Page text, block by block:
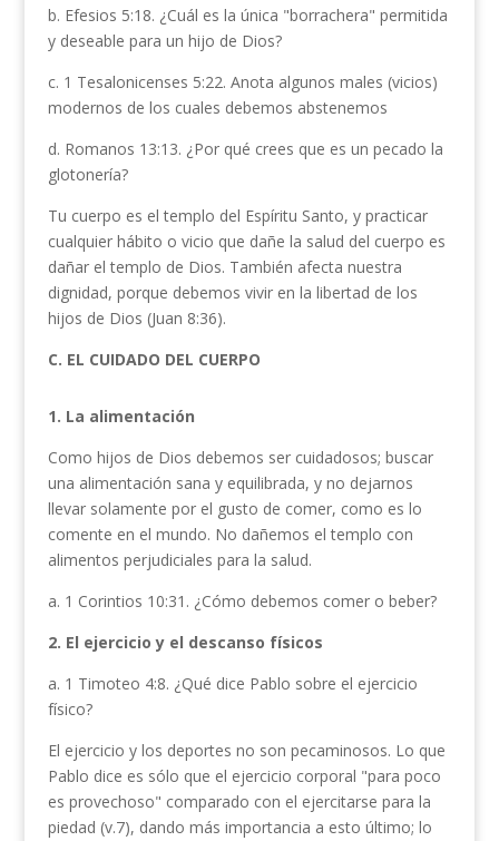
b. Efesios 5:18. ¿Cuál es la única "borrachera" permitida
y deseable para un hijo de Dios?
c. 1 Tesalonicenses 5:22. Anota algunos males (vicios)
modernos de los cuales debemos abstenemos
d. Romanos 13:13. ¿Por qué crees que es un pecado la
glotonería?
Tu cuerpo es el templo del Espíritu Santo, y practicar
cualquier hábito o vicio que dañe la salud del cuerpo es
dañar el templo de Dios. También afecta nuestra
dignidad, porque debemos vivir en la libertad de los
hijos de Dios (Juan 8:36).
C. EL CUIDADO DEL CUERPO
1. La alimentación
Como hijos de Dios debemos ser cuidadosos; buscar
una alimenta­ción sana y equilibrada, y no dejarnos
llevar solamente por el gusto de comer, como es lo
comente en el mundo. No dañemos el templo con
alimentos perjudiciales para la salud.
a. 1 Corintios 10:31. ¿Cómo debemos comer o beber?
2. El ejercicio y el descanso físicos
a. 1 Timoteo 4:8. ¿Qué dice Pablo sobre el ejercicio
físico?
El ejercicio y los deportes no son pecaminosos. Lo que
Pablo dice es sólo que el ejercicio corporal "para poco
es provechoso" comparado con el ejercitarse para la
piedad (v.7), dando más importancia a esto último; lo